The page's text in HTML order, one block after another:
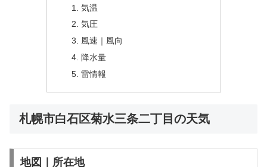
気温
気圧
風速｜風向
降水量
雷情報
札幌市白石区菊水三条二丁目の天気
地図｜所在地